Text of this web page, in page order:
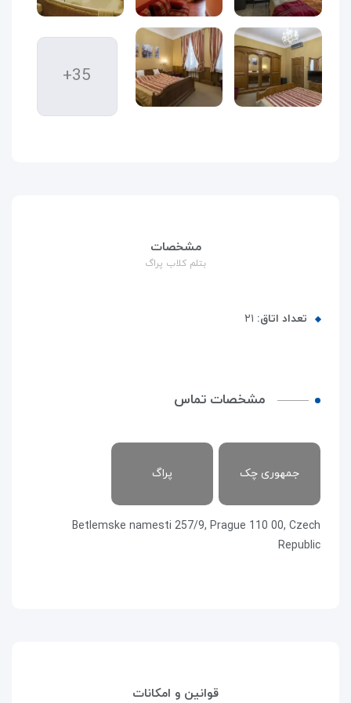
+35
مشخصات
بتلم کلاب پراگ
تعداد اتاق: ۲۱
مشخصات تماس
جمهوری چک پراگ
Betlemske namesti 257/9, Prague 110 00, Czech
Republic
قوانین و امکانات